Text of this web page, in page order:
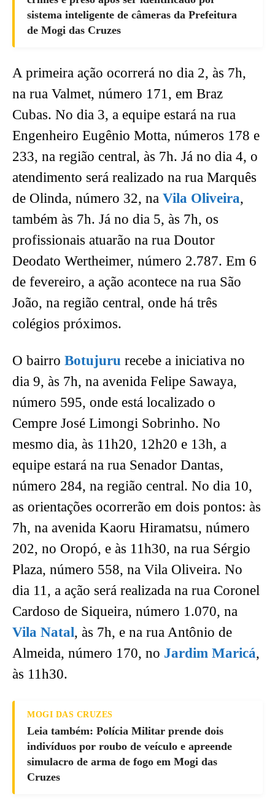
sistema inteligente de câmeras da Prefeitura
de Mogi das Cruzes
A primeira ação ocorrerá no dia 2, às 7h,
na rua Valmet, número 171, em Braz
Cubas. No dia 3, a equipe estará na rua
Engenheiro Eugênio Motta, números 178 e
233, na região central, às 7h. Já no dia 4, o
atendimento será realizado na rua Marquês
de Olinda, número 32, na Vila Oliveira,
também às 7h. Já no dia 5, às 7h, os
profissionais atuarão na rua Doutor
Deodato Wertheimer, número 2.787. Em 6
de fevereiro, a ação acontece na rua São
João, na região central, onde há três
colégios próximos.
O bairro Botujuru recebe a iniciativa no
dia 9, às 7h, na avenida Felipe Sawaya,
número 595, onde está localizado o
Cempre José Limongi Sobrinho. No
mesmo dia, às 11h20, 12h20 e 13h, a
equipe estará na rua Senador Dantas,
número 284, na região central. No dia 10,
as orientações ocorrerão em dois pontos: às
7h, na avenida Kaoru Hiramatsu, número
202, no Oropó, e às 11h30, na rua Sérgio
Plaza, número 558, na Vila Oliveira. No
dia 11, a ação será realizada na rua Coronel
Cardoso de Siqueira, número 1.070, na
Vila Natal, às 7h, e na rua Antônio de
Almeida, número 170, no Jardim Maricá,
às 11h30.
MOGI DAS CRUZES
Leia também: Polícia Militar prende dois
indivíduos por roubo de veículo e apreende
simulacro de arma de fogo em Mogi das
Cruzes